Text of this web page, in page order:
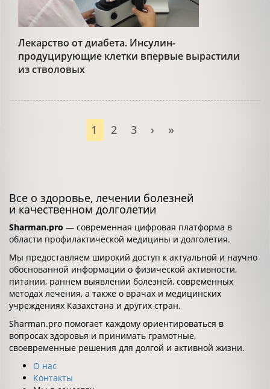
Лекарство от диабета. Инсулин-
продуцирующие клетки впервые вырастили
из стволовых
1 2 3 › »
Все о здоровье, лечении болезней
и качественном долголетии
Sharman.pro — современная цифровая платформа в
области профилактической медицины и долголетия.
Мы предоставляем широкий доступ к актуальной и научно
обоснованной информации о физической активности,
питании, раннем выявлении болезней, современных
методах лечения, а также о врачах и медицинских
учреждениях Казахстана и других стран.
Sharman.pro помогает каждому ориентироваться в
вопросах здоровья и принимать грамотные,
своевременные решения для долгой и активной жизни.
О нас
Контакты